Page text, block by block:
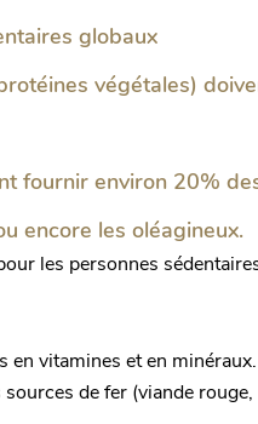
globaux
végétales)
fournir environ 20%
encore les oléagineux.
les personnes
vitamines et en
de fer (viande